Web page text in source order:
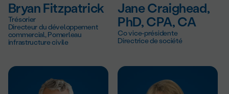
Bryan Fitzpatrick
Trésorier
Directeur du développement
commercial, Pomerleau
infrastructure civile
Jane Craighead,
PhD, CPA, CA
Co vice-présidente
Directrice de société